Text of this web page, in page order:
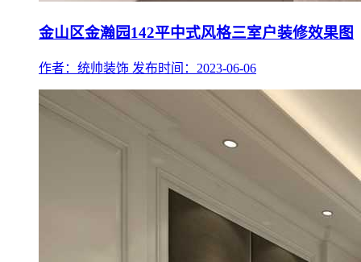
金山区金瀚园142平中式风格三室户装修效果图
作者：统帅装饰 发布时间：2023-06-06